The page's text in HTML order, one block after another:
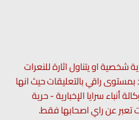
او يتناول اثارة للنعرات
بمستوى راقي بالتعليقات حيث انها
أنباء سرايا الإخبارية - حرية
تعبر عن راي اصحابها فقط.